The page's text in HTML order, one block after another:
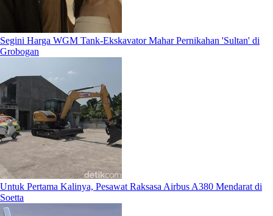
Segini Harga WGM Tank-Ekskavator Mahar Pernikahan 'Sultan' di
Grobogan
Untuk Pertama Kalinya, Pesawat Raksasa Airbus A380 Mendarat di
Soetta